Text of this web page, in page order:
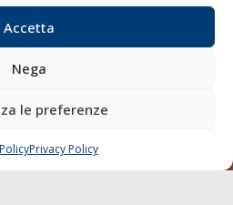
Accetta
Nega
le preferenze
Privacy Policy
di Navigazione
economy
Diporto
Contatti
SCRIVI